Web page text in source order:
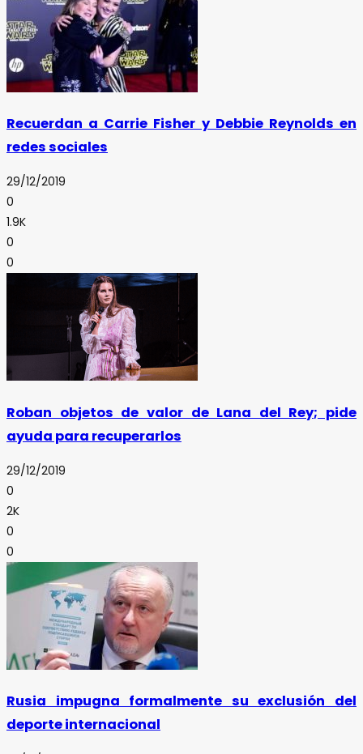
Recuerdan a Carrie Fisher y Debbie Reynolds en
redes sociales
29/12/2019
0
1.9K
0
0
Roban objetos de valor de Lana del Rey; pide
ayuda para recuperarlos
29/12/2019
0
2K
0
0
Rusia impugna formalmente su exclusión del
deporte internacional